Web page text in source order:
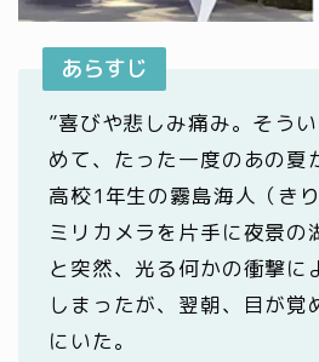
あらすじ
”喜びや悲しみ痛み。そう
めて、たった一度のあの夏
高校1年生の霧島海人（き
ミリカメラを片手に夜景の
と突然、光る何かの衝撃に
しまったが、翌朝、目が覚
にいた。